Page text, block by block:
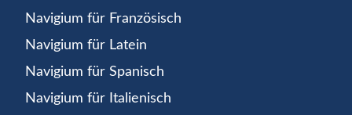
Navigium für Französisch
Navigium für Latein
Navigium für Spanisch
Navigium für Italienisch